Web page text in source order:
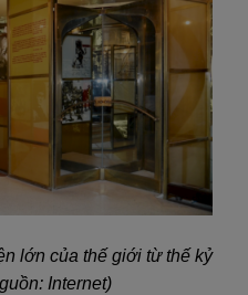
lớn của thế giới từ thế kỷ
Internet)